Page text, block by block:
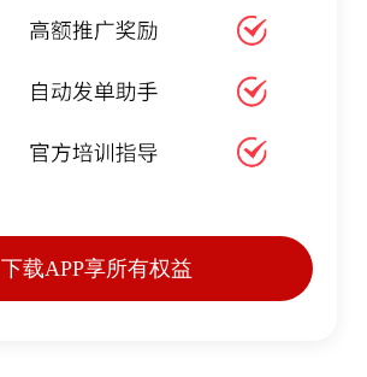
下载APP享所有权益